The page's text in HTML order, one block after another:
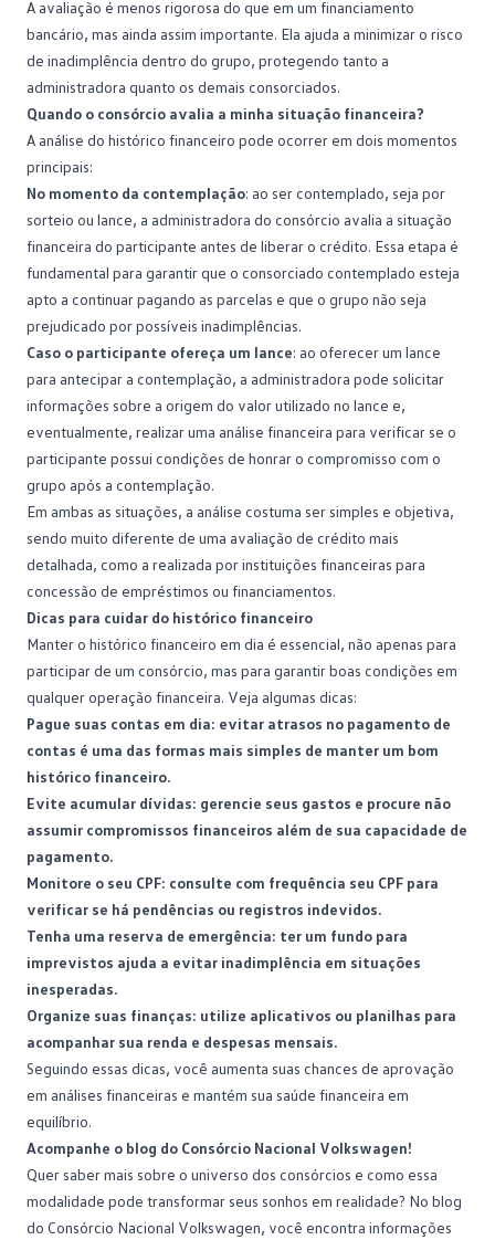
A avaliação é menos rigorosa do que em um financiamento
bancário, mas ainda assim importante. Ela ajuda a minimizar o risco
de inadimplência dentro do grupo, protegendo tanto a
administradora quanto os demais consorciados.
Quando o consórcio avalia a minha situação financeira?
A análise do histórico financeiro pode ocorrer em dois momentos
principais:
No momento da contemplação: ao ser contemplado, seja por
sorteio ou lance, a administradora do consórcio avalia a situação
financeira do participante antes de liberar o crédito. Essa etapa é
fundamental para garantir que o consorciado contemplado esteja
apto a continuar pagando as parcelas e que o grupo não seja
prejudicado por possíveis inadimplências.
Caso o participante ofereça um lance: ao oferecer um lance
para antecipar a contemplação, a administradora pode solicitar
informações sobre a origem do valor utilizado no lance e,
eventualmente, realizar uma análise financeira para verificar se o
participante possui condições de honrar o compromisso com o
grupo após a contemplação.
Em ambas as situações, a análise costuma ser simples e objetiva,
sendo muito diferente de uma avaliação de crédito mais
detalhada, como a realizada por instituições financeiras para
concessão de empréstimos ou financiamentos.
Dicas para cuidar do histórico financeiro
Manter o histórico financeiro em dia é essencial, não apenas para
participar de um consórcio, mas para garantir boas condições em
qualquer operação financeira. Veja algumas dicas:
Pague suas contas em dia: evitar atrasos no pagamento de
contas é uma das formas mais simples de manter um bom
histórico financeiro.
Evite acumular dívidas: gerencie seus gastos e procure não
assumir compromissos financeiros além de sua capacidade de
pagamento.
Monitore o seu CPF: consulte com frequência seu CPF para
verificar se há pendências ou registros indevidos.
Tenha uma reserva de emergência: ter um fundo para
imprevistos ajuda a evitar inadimplência em situações
inesperadas.
Organize suas finanças: utilize aplicativos ou planilhas para
acompanhar sua renda e despesas mensais.
Seguindo essas dicas, você aumenta suas chances de aprovação
em análises financeiras e mantém sua saúde financeira em
equilíbrio.
Acompanhe o blog do Consórcio Nacional Volkswagen!
Quer saber mais sobre o universo dos consórcios e como essa
modalidade pode transformar seus sonhos em realidade? No blog
do Consórcio Nacional Volkswagen, você encontra informações